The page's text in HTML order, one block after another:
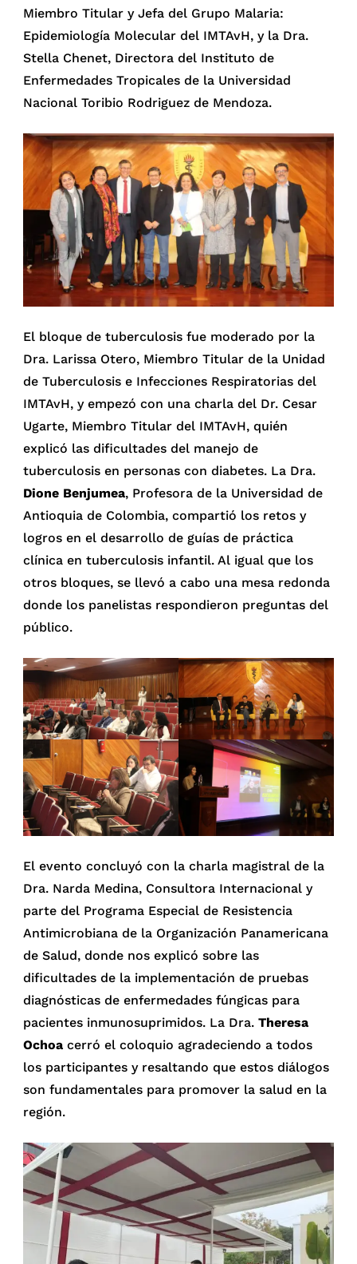
Miembro Titular y Jefa del Grupo Malaria:
Epidemiología Molecular del IMTAvH, y la Dra.
Stella Chenet, Directora del Instituto de
Enfermedades Tropicales de la Universidad
Nacional Toribio Rodriguez de Mendoza.
El bloque de tuberculosis fue moderado por la
Dra. Larissa Otero, Miembro Titular de la Unidad
de Tuberculosis e Infecciones Respiratorias del
IMTAvH, y empezó con una charla del Dr. Cesar
Ugarte, Miembro Titular del IMTAvH, quién
explicó las dificultades del manejo de
tuberculosis en personas con diabetes. La Dra.
Dione Benjumea, Profesora de la Universidad de
Antioquia de Colombia, compartió los retos y
logros en el desarrollo de guías de práctica
clínica en tuberculosis infantil. Al igual que los
otros bloques, se llevó a cabo una mesa redonda
donde los panelistas respondieron preguntas del
público.
El evento concluyó con la charla magistral de la
Dra. Narda Medina, Consultora Internacional y
parte del Programa Especial de Resistencia
Antimicrobiana de la Organización Panamericana
de Salud, donde nos explicó sobre las
dificultades de la implementación de pruebas
diagnósticas de enfermedades fúngicas para
pacientes inmunosuprimidos. La Dra.Theresa
Ochoa cerró el coloquio agradeciendo a todos
los participantes y resaltando que estos diálogos
son fundamentales para promover la salud en la
región.